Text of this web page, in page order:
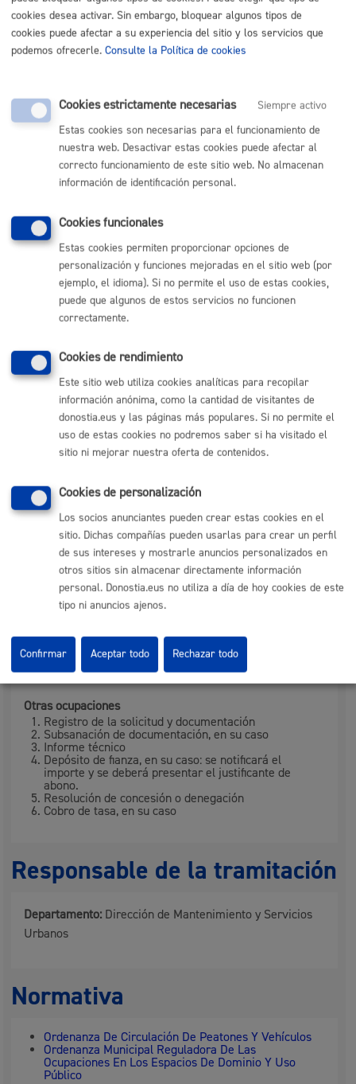
específico indicado en este trámite.
Tamaño máximo anexos:10 Mb
Cantidad a abonar
Tasas por la Ocupación del Dominio Público Municipal
**Anexo a regir desde el 1 de enero de 2026
: 3,79€/m2/día (4,17 € si reserva), salvo en caso de
de aparcamiento), en cuyo caso no se cobrará nada. La
tasa se cobrará una vez finalizada la ocupación.
Fianzasolo en algunos casos concretos (en caso
necesario se le requerirá).
Plazo de resolución y sentido
del silencio
Plazo estimado:10 días Plazo legal:3 meses
Sentido del silencio:Negativo
Diez días hábiles (10) en el caso de los vehículos de más
peatonal.
Cinco días hábiles (5) en los demás casos.
Pasos del procedimiento
Ocupaciones simples
Subsanación de documentación, en su caso
Resolución de concesión o denegación
Cobro de tasa
Otras ocupaciones
Registro de la solicitud y documentación
Subsanación de documentación, en su caso
Informe técnico
Depósito de fianza, en su caso: se notificará el
importe y se deberá presentar el justificante de
abono.
Resolución de concesión o denegación
Cobro de tasa, en su caso
Responsable de la tramitación
Departamento: Dirección de Mantenimiento y Servicios
Urbanos
Normativa
Ordenanza De Circulación De Peatones Y Vehículos
Ordenanza Municipal Reguladora De Las
Ocupaciones En Los Espacios De Dominio Y Uso
Público
cookies desea activar. Sin embargo, bloquear algunos tipos de
cookies puede afectar a su experiencia del sitio y los servicios que
podemos ofrecerle. Consulte la Política de cookies
Cookies estrictamente necesarias
Siempre activo
Estas cookies son necesarias para el funcionamiento de
nuestra web. Desactivar estas cookies puede afectar al
correcto funcionamiento de este sitio web. No almacenan
información de identificación personal.
Cookies funcionales
Estas cookies permiten proporcionar opciones de
personalización y funciones mejoradas en el sitio web (por
ejemplo, el idioma). Si no permite el uso de estas cookies,
puede que algunos de estos servicios no funcionen
correctamente.
Cookies de rendimiento
Este sitio web utiliza cookies analíticas para recopilar
información anónima, como la cantidad de visitantes de
donostia.eus y las páginas más populares. Si no permite el
uso de estas cookies no podremos saber si ha visitado el
sitio ni mejorar nuestra oferta de contenidos.
Cookies de personalización
Los socios anunciantes pueden crear estas cookies en el
sitio. Dichas compañías pueden usarlas para crear un perfil
de sus intereses y mostrarle anuncios personalizados en
otros sitios sin almacenar directamente información
personal. Donostia.eus no utiliza a día de hoy cookies de este
tipo ni anuncios ajenos.
Rechazar todo
Confirmar Aceptar todo